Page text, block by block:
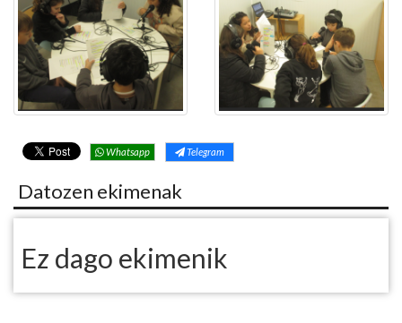
Whatsapp Telegram
Datozen ekimenak
Ez dago ekimenik